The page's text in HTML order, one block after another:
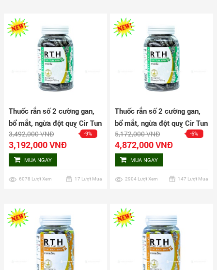
Thuốc rắn số 2 cường gan,
bổ mắt, ngừa đột quỵ Cir Tun
Wan 160 viên
3,492,000 VNĐ -9%
3,192,000 VNĐ
MUA NGAY
6078 Lượt Xem 17 Lượt Mua
Thuốc rắn số 2 cường gan,
bổ mắt, ngừa đột quỵ Cir Tun
Wan 240 viên
5,172,000 VNĐ -6%
4,872,000 VNĐ
MUA NGAY
2904 Lượt Xem 147 Lượt Mua